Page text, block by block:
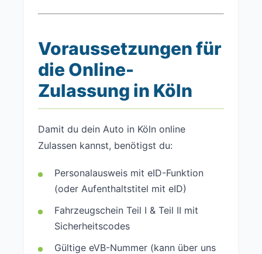
Voraussetzungen für
die Online-
Zulassung in Köln
Damit du dein Auto in Köln online
Zulassen kannst, benötigst du:
Personalausweis mit eID-Funktion
(oder Aufenthaltstitel mit eID)
Fahrzeugschein Teil I & Teil II mit
Sicherheitscodes
Gültige eVB-Nummer (kann über uns